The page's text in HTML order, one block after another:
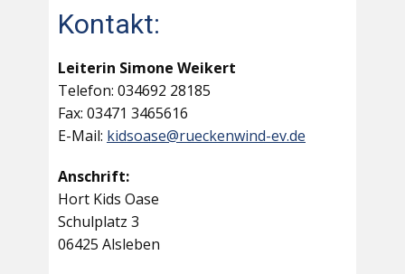
Kontakt:
Leiterin Simone Weikert
Telefon: 034692 28185
Fax: 03471 3465616
E-Mail: kidsoase@rueckenwind-ev.de
Anschrift:
Hort Kids Oase
Schulplatz 3
06425 Alsleben